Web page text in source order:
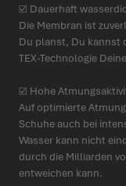
☑ Dauerhaft
Die Membran ist
Du planst, Du kannst
TEX-Tech­nologie
☑ Hohe
Auf opti­mierte
Schuhe auch bei
Wasser kann nicht
durch die Milliarden
entweichen kann.